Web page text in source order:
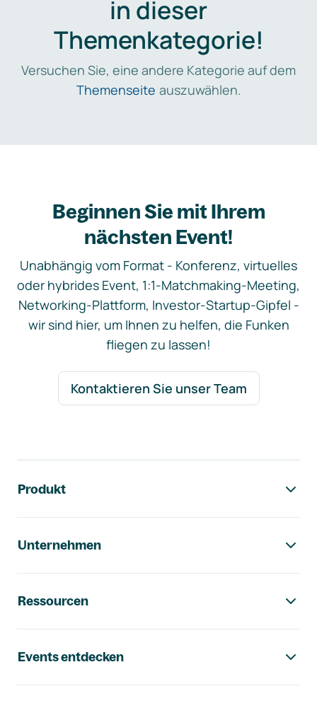
in dieser
Themenkategorie!
Versuchen Sie, eine andere Kategorie auf dem
Themenseite auszuwählen.
Beginnen Sie mit Ihrem
nächsten Event!
Unabhängig vom Format - Konferenz, virtuelles
oder hybrides Event, 1:1-Matchmaking-Meeting,
Networking-Plattform, Investor-Startup-Gipfel -
wir sind hier, um Ihnen zu helfen, die Funken
fliegen zu lassen!
Kontaktieren Sie unser Team
Produkt
Unternehmen
Ressourcen
Events entdecken